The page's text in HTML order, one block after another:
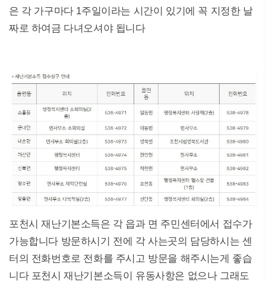
은 각 가구마다 1주일이라는 시간이 있기에 꼭 지정한 날
짜로 하여금 다녀오셔야 됩니다
포천시 재난기본소득은 각 읍과 면 주민센터에서 접수가
가능합니다 방문하시기 전에 각 사는곳의 담당하시는 센
터의 전화번호로 전화를 주시고 방문을 해주시는게 좋습
니다 포천시 재난기본소득이 유동사항은 없으나 그래도